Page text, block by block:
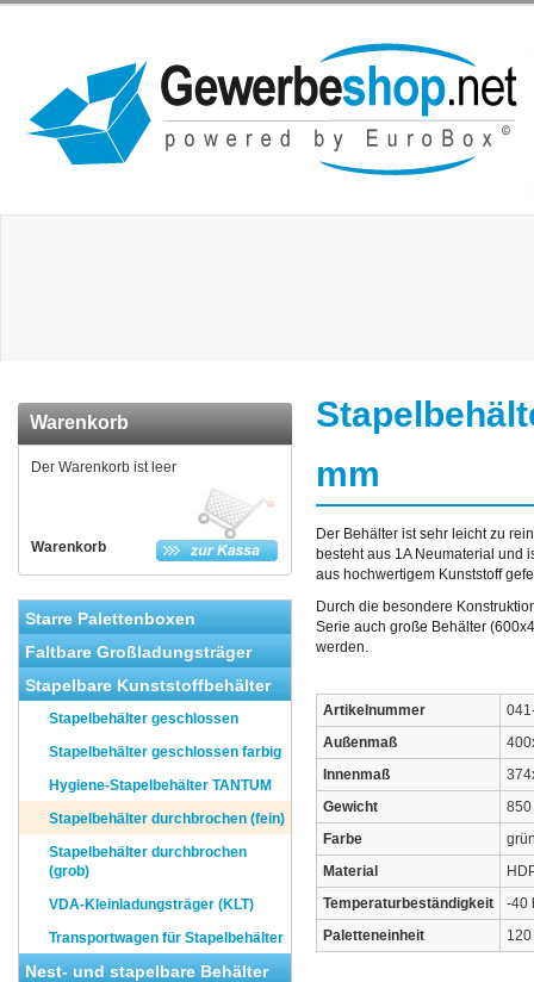
Warenkorb
Warenkorb
Der Warenkorb ist leer
Starre Palettenboxen
Faltbare Großladungsträger
Stapelbare Kunststoffbehälter
Stapelbehälter geschlossen
Stapelbehälter geschlossen farbig
Hygiene-Stapelbehälter TANTUM
Stapelbehälter durchbrochen (fein)
Stapelbehälter durchbrochen
(grob)
VDA-Kleinladungsträger (KLT)
Transportwagen für Stapelbehälter
Nest- und stapelbare Behälter
mm
Der Behälter ist sehr leicht zu
besteht aus 1A Neumaterial und
aus hochwertigem Kunststoff
Durch die besondere
Serie auch große Behälter
werden.
Artikelnummer
Außenmaß
Innenmaß
Gewicht
850
Farbe
Material
Temperaturbeständigkeit
-40
Paletteneinheit